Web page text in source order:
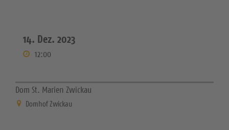
14. Dez. 2023
12:00
Dom St. Marien Zwickau
Domhof Zwickau